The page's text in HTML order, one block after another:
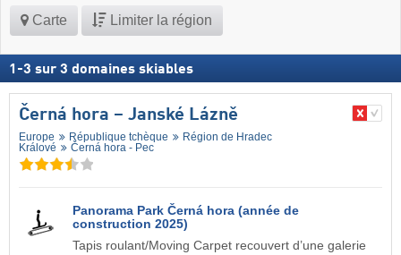
Carte Limiter la région
1 -3 sur 3 domaines skiables
Černá hora – Janské Lázně
Europe République tchèque
Région de Hradec
Králové
Černá hora - Pec
Panorama Park Černá hora (année de
construction 2025)
Tapis roulant/Moving Carpet recouvert d’une galerie